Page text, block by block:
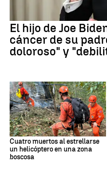
El hijo de Joe
cáncer de su
doloroso" y
Cuatro muertos al estrellarse
un helicóptero en una zona
boscosa